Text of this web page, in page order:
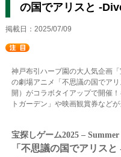
の国でアリスと -
掲載日：2025/07/09
神戸布引ハーブ園の大人気企画「
の劇場アニメ「不思議の国でアリ
開）がコラボタイアップで開催
トガーデン」や映画観賞券など
宝探しゲーム2025 – Summer
「不思議の国でアリス